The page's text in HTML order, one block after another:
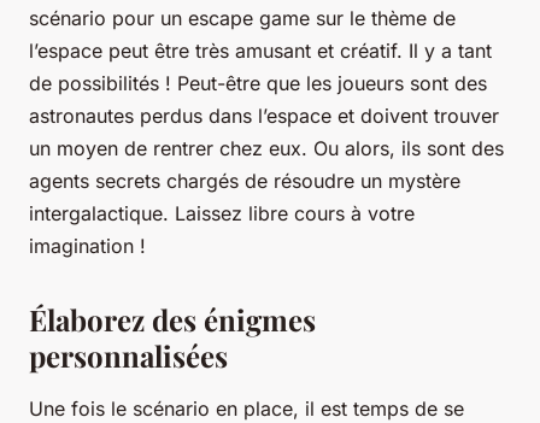
scénario pour un escape game sur le thème de
l’espace peut être très amusant et créatif. Il y a tant
de possibilités ! Peut-être que les joueurs sont des
astronautes perdus dans l’espace et doivent trouver
un moyen de rentrer chez eux. Ou alors, ils sont des
agents secrets chargés de résoudre un mystère
intergalactique. Laissez libre cours à votre
imagination !
Élaborez des énigmes
personnalisées
Une fois le scénario en place, il est temps de se